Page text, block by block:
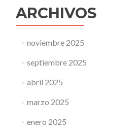
ARCHIVOS
noviembre 2025
septiembre 2025
abril 2025
marzo 2025
enero 2025